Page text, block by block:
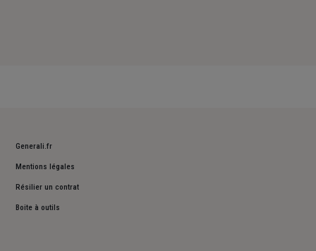
Generali.fr
Mentions légales
Résilier un contrat
Boite à outils